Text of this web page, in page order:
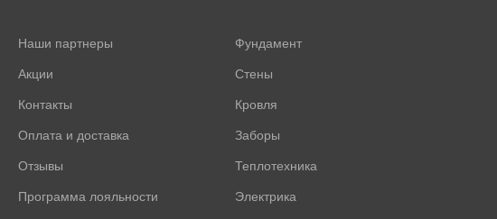
Наши партнеры
Акции
Контакты
Оплата и доставка
Отзывы
Программа лояльности
Фундамент
Стены
Кровля
Заборы
Теплотехника
Электрика